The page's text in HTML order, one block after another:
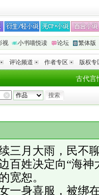
视 小书喵悦读 论坛 繁体版
评论频道 作者专区 版权专
古代言
三月大雨，民不
百姓决定向“海神
宽恕。
一身喜服，被绑